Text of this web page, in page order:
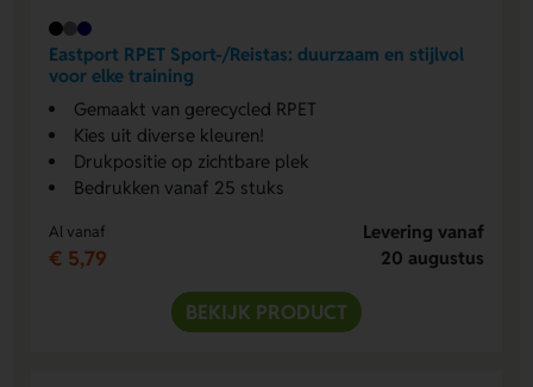
Eastport RPET Sport-/Reistas: duurzaam en stijlvol
voor elke training
Gemaakt van gerecycled RPET
Kies uit diverse kleuren!
Drukpositie op zichtbare plek
Bedrukken vanaf 25 stuks
Al vanaf
€ 5,79
Levering vanaf
20 augustus
BEKIJK PRODUCT